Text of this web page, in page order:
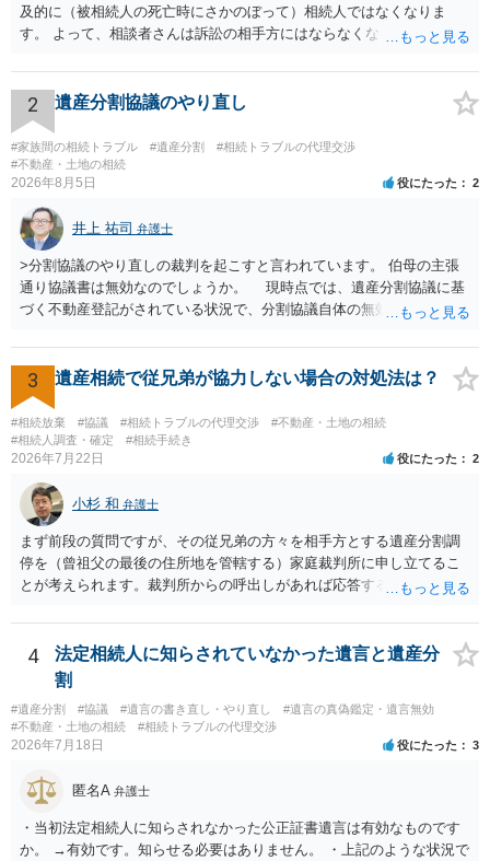
及的に（被相続人の死亡時にさかのぼって）相続人ではなくなりま
す。 よって、相談者さんは訴訟の相手方にはならなくなるので（明け
理証明を家庭裁判所で取得し、コピーを答弁書に添えて裁判所に提出
してください。 質問２について 請求棄却を求める答弁書を提出すれ
ば、第１回期日は出席する必要がありません。その日は差支え（用事
があり出席できない）との記載で十分です。 質問３について 弁護士で
はないので、ｍｉｎｔｓでの提出の必要は無いと思います。郵送（期
限までに届けばよい）で十分です。 詳細は、書面記載の裁判所書記官
にお問い合わせください。 以上、ご参考まで。
2 遺産分割協議のやり直し
#家族間の相続トラブル #遺産分割
#相続トラブルの代理交渉
#不動産・土地の相続
2026年8月5日 役にたった 2
井上 祐司 弁護士
>分割協議のやり直しの裁判を起こすと言われています。 伯母の主張
通り協議書は無効なのでしょうか。 現時点では、遺産分割協議に基
づく不動産登記がされている状況で、分割協議自体の無効を裁判所が
方の訴訟の主張及び立証次第ですが、 ・御祖母様の認知能力に関する
医師の意見書、筆跡鑑定 が提出されればその効力が否定される可能性
はありますが、 ・伯母様自身が分割協議に加わっていること ・御祖母
様の意に反する遺産分割協議を行う実益が誰にあったかの立証が困難
であること からすると、実際に遺産分割協議の効力が否定される可能
性はそれほど高くない（立証のハードルは非常に高い）ということが
言えると思います。
3 遺産相続で従兄弟が協力しない場合の対処法は？
#相続放棄 #協議 #相続トラブルの代理交渉
#不動産・土地の相続
#相続人調査・確定
#相続手続き
2026年7月22日 役にたった 2
小杉 和 弁護士
まず前段の質問ですが、その従兄弟の方々を相手方とする遺産分割調
停を（曾祖父の最後の住所地を管轄する）家庭裁判所に申し立てるこ
とが考えられます。裁判所からの呼出しがあれば応答する可能性がま
能と思われます。時間が思った以上にないので必要書類をてきぱきと
揃える必要があります。その点是非御注意ください。
4
法定相続人に知らされていなかった遺言と遺産分
割
#遺産分割 #協議 #遺言の書き直し・やり直し
#遺言の真偽鑑定・遺言無効
#不動産・土地の相続
#相続トラブルの代理交渉
2026年7月18日 役にたった 3
匿名A 弁護士
・当初法定相続人に知らされなかった公正証書遺言は有効なものです
か。 →有効です。知らせる必要はありません。 ・上記のような状況で